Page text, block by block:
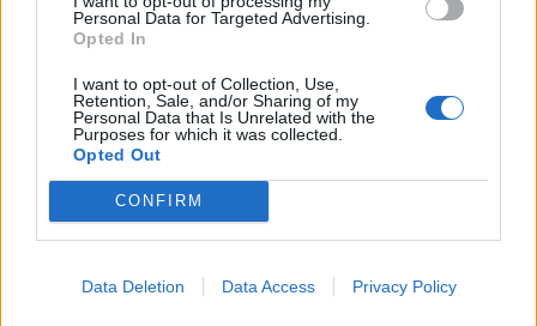
Personal Data for Targeted Advertising.
Opted In
I want to opt-out of Collection, Use,
Retention, Sale, and/or Sharing of my
Personal Data that Is Unrelated with the
Purposes for which it was collected.
Opted Out
CONFIRM
Data Deletion Data Access Privacy Policy
clienti e fornitori. IGO promo, a differenza di alcuni
competitor, punta sull’esperienza e sulla fidelizzazione
periodo piuttosto che concentrare gli sforzi
esclusivamente su vendite a breve termine.
VAI AL SERVIZIO
Documento ufficiale dal Registro delle Imprese,